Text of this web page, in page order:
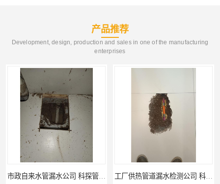
产品推荐
Development, design, production and sales in one of the manufacturing
enterprises
市政自来水管漏水公司 科探管道工程 工厂供热管道漏水检测公司 科探管道工程